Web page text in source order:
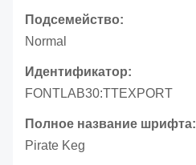
Подсемейство:
Normal
Идентификатор:
FONTLAB30:TTEXPORT
Полное название шрифта:
Pirate Keg